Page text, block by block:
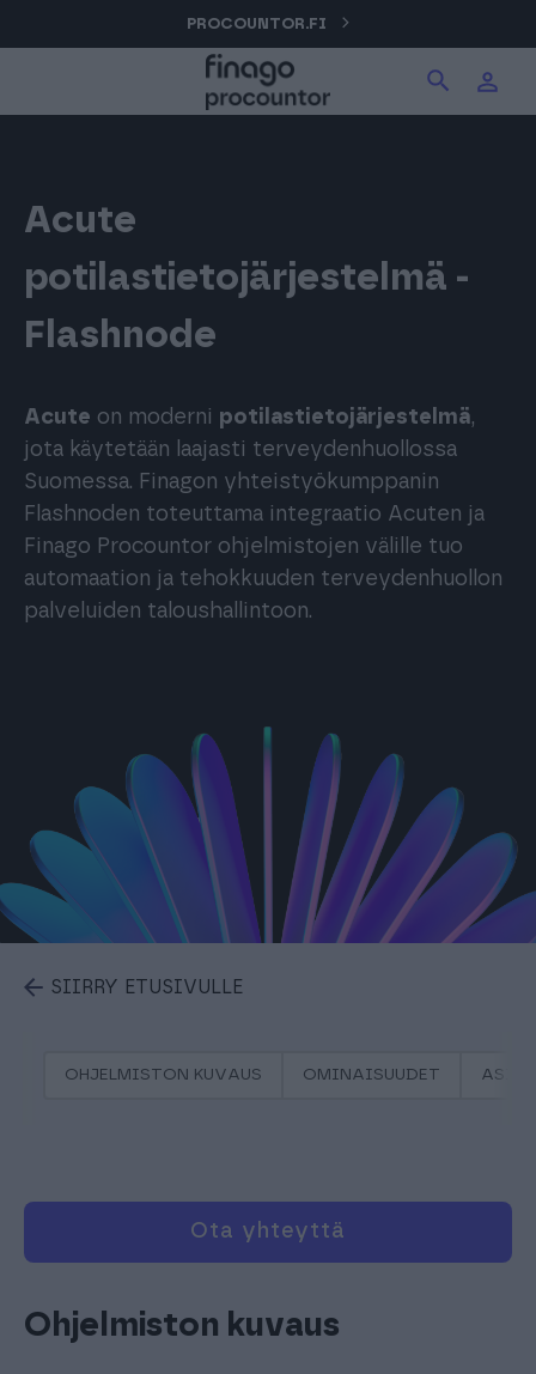
sisältöön
PROCOUNTOR.FI
Acute
potilastietojärjestelmä -
Flashnode
Acute on moderni potilastietojärjestelmä,
jota käytetään laajasti terveydenhuollossa
Suomessa. Finagon yhteistyökumppanin
Flashnoden toteuttama integraatio Acuten ja
Finago Procountor ohjelmistojen välille tuo
automaation ja tehokkuuden terveydenhuollon
palveluiden taloushallintoon.
SIIRRY ETUSIVULLE
OHJELMISTON KUVAUS OMINAISUUDET
Ota yhteyttä
Ohjelmiston kuvaus
Solo
Sopimuskone
Aika